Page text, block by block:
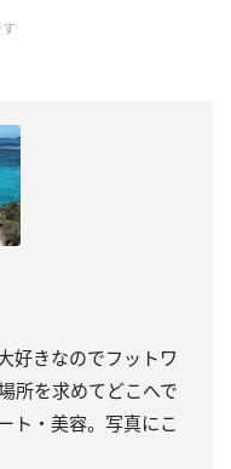
好きなのでフットワ
所を求めてどこへで
ト・美容。写真にこ